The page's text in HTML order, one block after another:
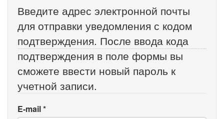
Введите адрес электронной почты
для отправки уведомления с кодом
подтверждения. После ввода кода
подтверждения в поле формы вы
сможете ввести новый пароль к
учетной записи.
E-mail*